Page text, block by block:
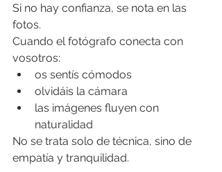
Si no hay confianza, se nota en las
fotos.
Cuando el fotógrafo conecta con
vosotros:
os sentís cómodos
olvidáis la cámara
las imágenes fluyen con
naturalidad
No se trata solo de técnica, sino de
empatía y tranquilidad.